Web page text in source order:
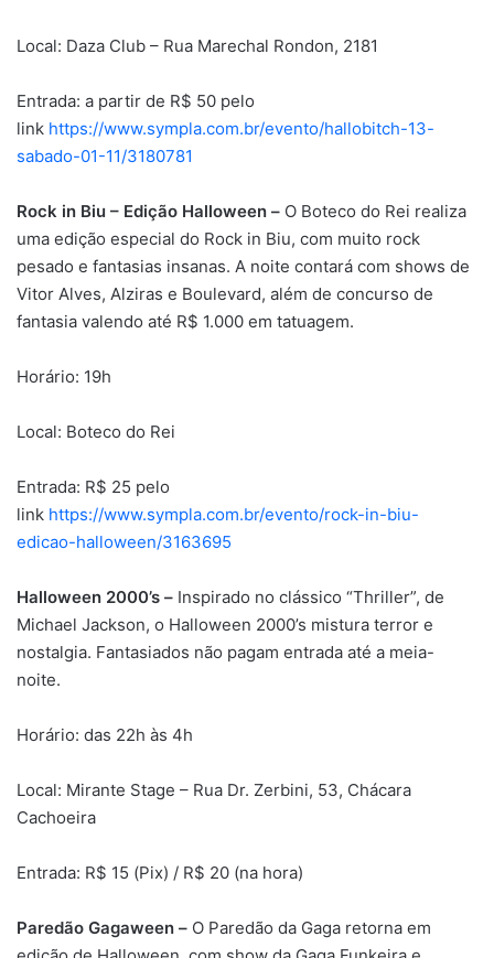
Local: Daza Club – Rua Marechal Rondon, 2181
Entrada: a partir de R$ 50 pelo
link https://www.sympla.com.br/evento/hallobitch-13-
sabado-01-11/3180781
Rock in Biu – Edição Halloween – O Boteco do Rei realiza
uma edição especial do Rock in Biu, com muito rock
pesado e fantasias insanas. A noite contará com shows de
Vitor Alves, Alziras e Boulevard, além de concurso de
fantasia valendo até R$ 1.000 em tatuagem.
Horário: 19h
Local: Boteco do Rei
Entrada: R$ 25 pelo
link https://www.sympla.com.br/evento/rock-in-biu-
edicao-halloween/3163695
Halloween 2000’s – Inspirado no clássico “Thriller”, de
Michael Jackson, o Halloween 2000’s mistura terror e
nostalgia. Fantasiados não pagam entrada até a meia-
noite.
Horário: das 22h às 4h
Local: Mirante Stage – Rua Dr. Zerbini, 53, Chácara
Cachoeira
Entrada: R$ 15 (Pix) / R$ 20 (na hora)
Paredão Gagaween – O Paredão da Gaga retorna em